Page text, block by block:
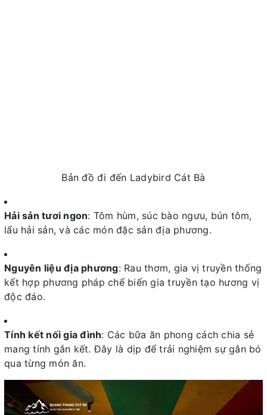
Bản đồ đi đến Ladybird Cát Bà
Hải sản tươi ngon: Tôm hùm, súc bào ngưu, bún tôm,
lẩu hải sản, và các món đặc sản địa phương.
Nguyên liệu địa phương: Rau thơm, gia vị truyền thống
kết hợp phương pháp chế biến gia truyền tạo hương vị
độc đáo.
Tính kết nối gia đình: Các bữa ăn phong cách chia sẻ
mang tính gắn kết. Đây là dịp để trải nghiệm sự gắn bó
qua từng món ăn.